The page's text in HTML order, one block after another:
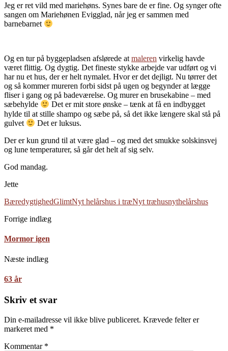
Jeg er ret vild med mariehøns. Synes bare de er fine. Og synger ofte
sangen om Mariehønen Evigglad, når jeg er sammen med
barnebarnet
Og en tur på byggepladsen afslørede at maleren virkelig havde
været flittig. Og dygtig. Det fineste stykke arbejde var udført og vi
har nu et hus, der er helt nymalet. Hvor er det dejligt. Nu tørrer det
og så kommer mureren forbi sidst på ugen og begynder at lægge
fliser i gang og på badeværelse. Og murer en brusekabine – med
sæbehylde
Det er mit store ønske – tænk at få en indbygget
hylde til at stille shampo og sæbe på, så det ikke længere skal stå på
gulvet
Det er luksus.
Der er kun grund til at være glad – og med det smukke solskinsvej
og lune temperaturer, så går det helt af sig selv.
God mandag.
Jette
BæredygtighedGlimtNyt helårshus i træNyt træhusnythelårshus
Forrige indlæg
Mormor igen
Næste indlæg
63 år
Skriv et svar
Din e-mailadresse vil ikke blive publiceret. Krævede felter er
markeret med *
Kommentar *